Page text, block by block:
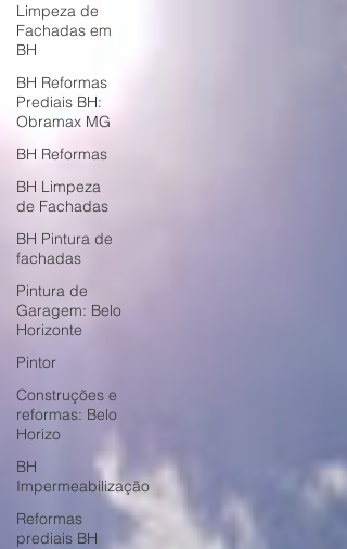
Limpeza de
Fachadas em
BH
BH Reformas
Prediais BH:
Obramax MG
BH Reformas
BH Limpeza
de Fachadas
BH Pintura de
fachadas
Pintura de
Garagem: Belo
Horizonte
Pintor
Construções e
reformas: Belo
Horizo
BH
Impermeabilização
Reformas
prediais BH